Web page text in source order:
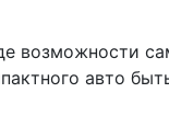
возможности
авто